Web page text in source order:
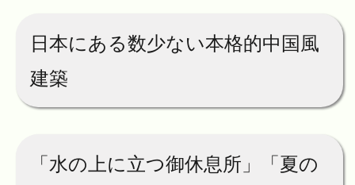
日本にある数少ない本格的中国風
建築
「水の上に立つ御休息所」「夏の